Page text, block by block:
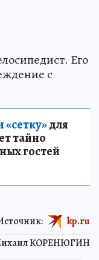
Его
с
для
тайно
гостей
КОРЕНЮГИН
kp.ru